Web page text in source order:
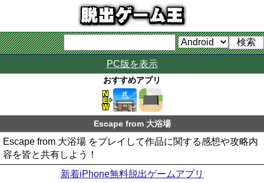
PC版を表示
おすすめアプリ
Escape from 大浴場
Escape from 大浴場 をプレイして作品に関する感想や攻略内
容を皆と共有しよう！
新着iPhone無料脱出ゲームアプリ